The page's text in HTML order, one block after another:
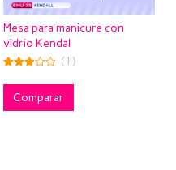
Mesa para manicure con
vidrio Kendal
out of
(1)
Comparar